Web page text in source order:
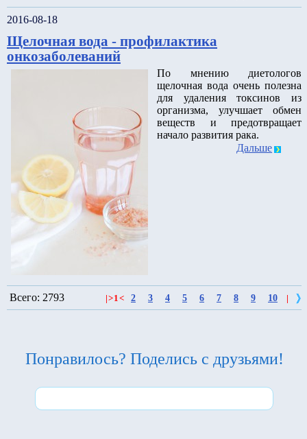
2016-08-18
Щелочная вода - профилактика
онкозаболеваний
По мнению диетологов
щелочная вода очень полезна
для удаления токсинов из
организма, улучшает обмен
веществ и предотвращает
начало развития рака.
Дальше
Всего: 2793 >1< 2 3 4 5 6 7 8 9 10
Понравилось? Поделись с друзьями!